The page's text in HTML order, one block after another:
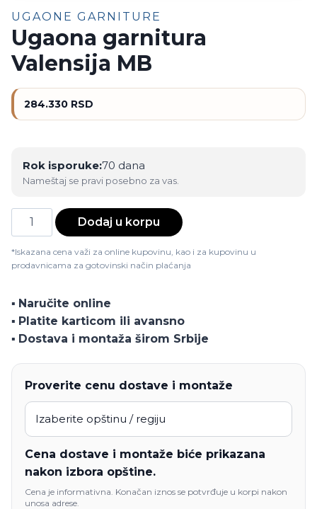
UGAONE GARNITURE
Ugaona garnitura
Valensija MB
284.330 RSD
Rok isporuke:70 dana
Nameštaj se pravi posebno za vas.
Ugaona
garnitura
Valensija
MB
Dodaj u korpu
*Iskazana cena važi za online kupovinu, kao i za kupovinu u
prodavnicama za gotovinski način plaćanja
▪️ Naručite online
▪️ Platite karticom ili avansno
▪️ Dostava i montaža širom Srbije
Proverite cenu dostave i montaže
Cena dostave i montaže biće prikazana
nakon izbora opštine.
Cena je informativna. Konačan iznos se potvrđuje u korpi nakon
unosa adrese.